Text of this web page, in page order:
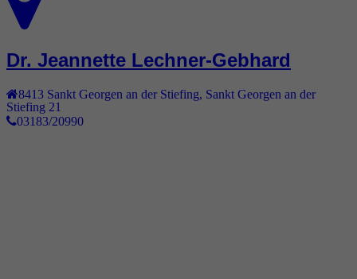
Dr. Jeannette Lechner-Gebhard
8413 Sankt Georgen an der Stiefing
Sankt Georgen an der
Stiefing 21
03183/20990